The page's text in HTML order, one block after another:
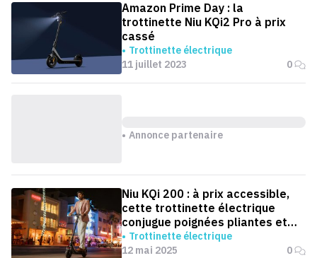
Amazon Prime Day : la
trottinette Niu KQi2 Pro à prix
cassé
Trottinette électrique
11 juillet 2023
0
Annonce partenaire
Niu KQi 200 : à prix accessible,
cette trottinette électrique
conjugue poignées pliantes et
double suspension
Trottinette électrique
12 mai 2025
0